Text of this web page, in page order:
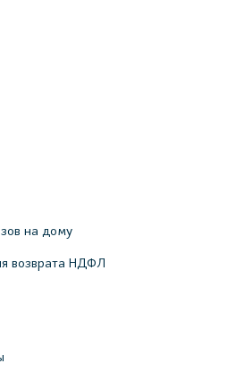
партнер)
партнер)
на дому
возврата НДФЛ